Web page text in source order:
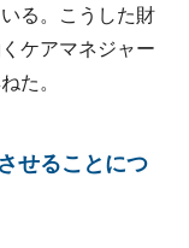
る。こうした財
ケアマネジャー
た。
せることにつ